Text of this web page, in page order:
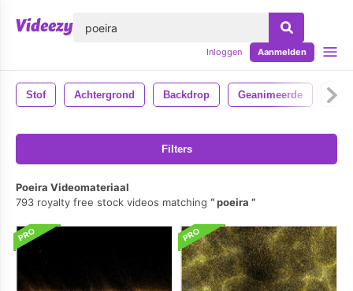
Inloggen Aanmelden
Stof Achtergrond Backdrop Geanimeerde
Filters
Poeira Videomateriaal
793 royalty free stock videos matching
poeira